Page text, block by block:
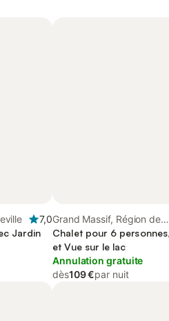
7,0
Jardin
Grand Massif, Région de
Bonneville
Chalet pour 6
et Vue sur le lac
Annulation gratuite
dès109 €par nuit